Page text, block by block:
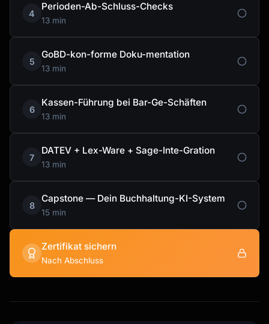
4
Perioden-Ab-Schluss-Checks
13 min
5
GoBD-kon-forme Doku-mentation
13 min
6
Kassen-Führung bei Bar-Ge-Schäften
13 min
7
DATEV + Lex-Ware + Sage-Inte-Gration
13 min
8
Capstone — Dein Buchhaltung-KI-System
15 min
Zertifikat sichern
Nach Abschluss